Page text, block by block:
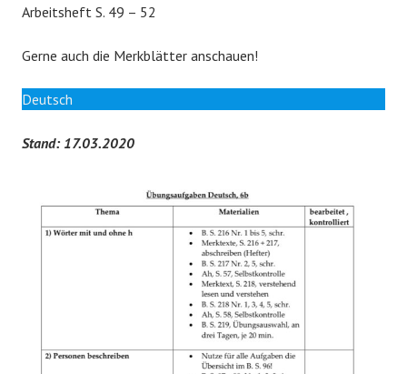
Arbeitsheft S. 49 – 52
Gerne auch die Merkblätter anschauen!
Deutsch
Stand: 17.03.2020